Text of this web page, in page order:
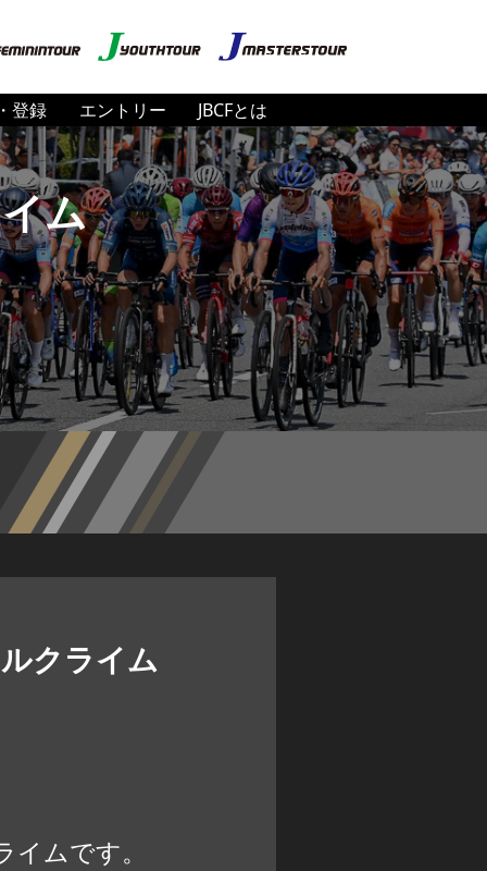
登録 エントリー JBCFとは
ム
クライム
イムです。